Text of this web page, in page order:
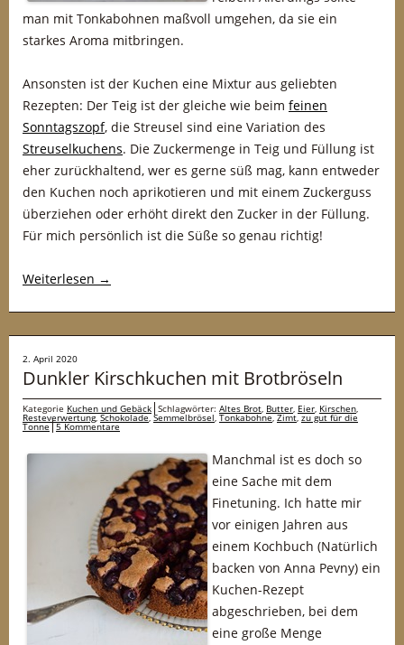
man mit Tonkabohnen maßvoll umgehen, da sie ein
starkes Aroma mitbringen.
Ansonsten ist der Kuchen eine Mixtur aus geliebten
Rezepten: Der Teig ist der gleiche wie beim feinen
Sonntagszopf, die Streusel sind eine Variation des
Streuselkuchens. Die Zuckermenge in Teig und Füllung ist
eher zurückhaltend, wer es gerne süß mag, kann entweder
den Kuchen noch aprikotieren und mit einem Zuckerguss
überziehen oder erhöht direkt den Zucker in der Füllung.
Für mich persönlich ist die Süße so genau richtig!
Weiterlesen →
2. April 2020
Dunkler Kirschkuchen mit Brotbröseln
Kategorie Kuchen und Gebäck Schlagwörter: Altes Brot, Butter, Eier, Kirschen,
Resteverwertung,Schokolade,Semmelbrösel, Tonkabohne,Zimt,zu gut für die
Tonne 5 Kommentare
Manchmal ist es doch so
eine Sache mit dem
Finetuning. Ich hatte mir
vor einigen Jahren aus
einem Kochbuch (Natürlich
backen von Anna Pevny) ein
Kuchen-Rezept
abgeschrieben, bei dem
eine große Menge